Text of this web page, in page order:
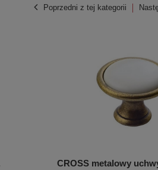
Poprzedni z tej kategorii
CROSS metalowy